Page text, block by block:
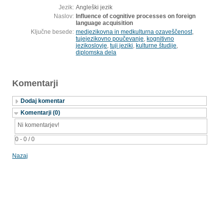
Jezik: Angleški jezik
Naslov: Influence of cognitive processes on foreign
language acquisition
Ključne besede: medjezikovna in medkulturna ozaveščenost,
tujejezikovno poučevanje, kognitivno
jezikoslovje, tuji jeziki, kulturne študije,
diplomska dela
Komentarji
Dodaj komentar
Komentarji (0)
0 - 0 / 0
Ni komentarjev!
Nazaj